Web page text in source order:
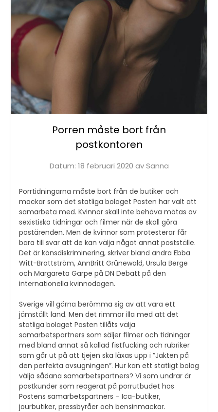
Porren måste bort från
postkontoren
Datum: 18 februari 2020 avSanna
Porrtidningarna måste bort från de butiker och
mackar som det statliga bolaget Posten har valt att
samarbeta med. Kvinnor skall inte behöva mötas av
sexistiska tidningar och filmer när de skall göra
postärenden. Men de kvinnor som protesterar får
bara till svar att de kan välja något annat postställe.
Det är könsdiskriminering, skriver bland andra Ebba
Witt-Brattström, AnnBritt Grünewald, Ursula Berge
och Margareta Garpe på DN Debatt på den
internationella kvinnodagen.
Sverige vill gärna berömma sig av att vara ett
jämställt land. Men det rimmar illa med att det
statliga bolaget Posten tillåts välja
samarbetspartners som säljer filmer och tidningar
med bland annat så kallad fistfucking och rubriker
som går ut på att tjejen ska läxas upp i ”Jakten på
den perfekta avsugningen”. Hur kan ett statligt bolag
välja sådana samarbetspartners? Vi som undrar är
postkunder som reagerat på porrutbudet hos
Postens samarbetspartners – Ica-butiker,
jourbutiker, pressbyråer och bensinmackar.